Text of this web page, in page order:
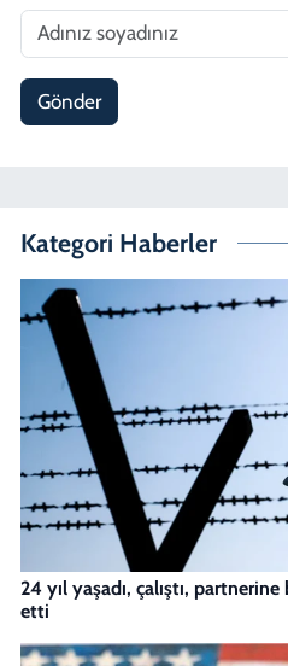
Gönder
Kategori Haberler
24 yıl yaşadı, çalıştı, partnerine
etti